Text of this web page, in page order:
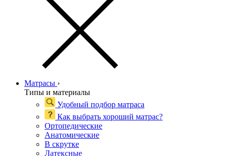
Матрасы ›
Типы и материалы
Удобный подбор матраса
Как выбрать хороший матрас?
Ортопедические
Анатомические
В скрутке
Латексные